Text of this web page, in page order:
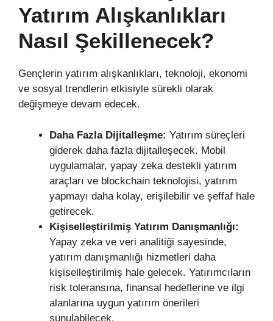
Yatırım Alışkanlıkları
Nasıl Şekillenecek?
Gençlerin yatırım alışkanlıkları, teknoloji, ekonomi
ve sosyal trendlerin etkisiyle sürekli olarak
değişmeye devam edecek.
Daha Fazla Dijitalleşme: Yatırım süreçleri
giderek daha fazla dijitalleşecek. Mobil
uygulamalar, yapay zeka destekli yatırım
araçları ve blockchain teknolojisi, yatırım
yapmayı daha kolay, erişilebilir ve şeffaf hale
getirecek.
Kişiselleştirilmiş Yatırım Danışmanlığı:
Yapay zeka ve veri analitiği sayesinde,
yatırım danışmanlığı hizmetleri daha
kişiselleştirilmiş hale gelecek. Yatırımcıların
risk toleransına, finansal hedeflerine ve ilgi
alanlarına uygun yatırım önerileri
sunulabilecek.